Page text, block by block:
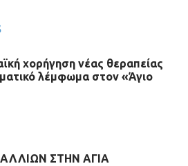
χορήγηση νέας θεραπείας
λέμφωμα στον «Άγιο
ΣΤΗΝ ΑΓΙΑ